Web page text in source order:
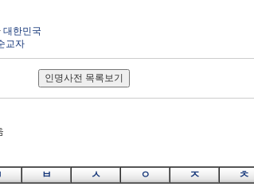
대한민국
교자
ㅂ ㅅ ㅇ ㅈ ㅊ